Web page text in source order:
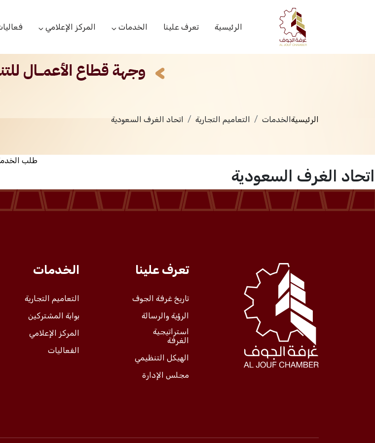
المركز الإعلامي
فعاليات الغرفة
الرئيسية تعرف علينا الخدمات
التعاميم التجارية
بوابة المشتركين
مركز دعم المنشأت الناشئة مكتب
المركز الإعلامي
الأخبار
الشعار
الخدمات
الرئيسيةالخدمات التعاميم التجارية اتحاد الغرف السعودية
اتحاد الغرف السعودية
طلب
تعرف علينا
تاريخ غرفة الجوف
الرؤية والرسالة
استراتيجية
الغرفة
الهيكل التنظيمي
مجلس الإدارة
الخدمات
التعاميم التجارية
بوابة المشتركين
المركز الإعلامي
الفعاليات